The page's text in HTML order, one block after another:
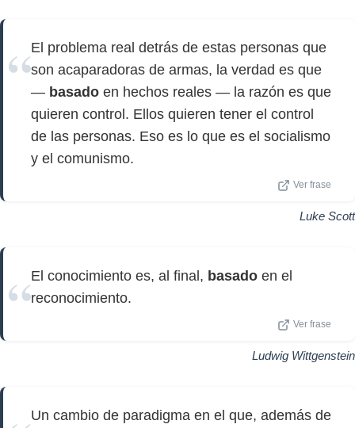
El problema real detrás de estas personas que
son acaparadoras de armas, la verdad es que
— basado en hechos reales — la razón es que
quieren control. Ellos quieren tener el control
de las personas. Eso es lo que es el socialismo
y el comunismo.
Ver frase
Luke Scott
El conocimiento es, al final, basado en el
reconocimiento.
Ver frase
Ludwig Wittgenstein
Un cambio de paradigma en el que, además de